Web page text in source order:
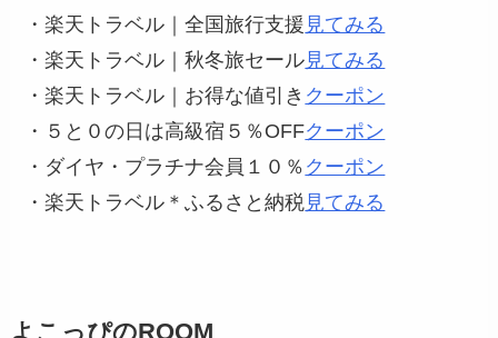
・楽天トラベル｜全国旅行支援 見てみる
・楽天トラベル｜秋冬旅セール見てみる
・楽天トラベル｜お得な値引き クーポン
・５と０の日は高級宿５％OFFクーポン
・ダイヤ・プラチナ会員１０％ クーポン
・楽天トラベル＊ふるさと納税見てみる